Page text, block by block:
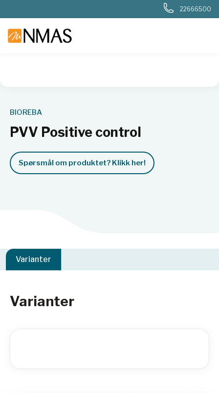
22666500
BIOREBA
PVV Positive control
Spørsmål om produktet? Klikk her!
Varianter
Varianter